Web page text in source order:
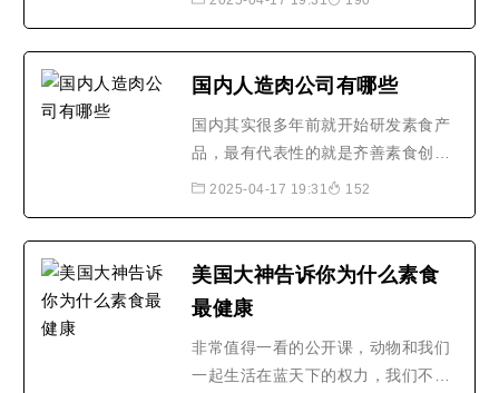
新闻（www.thepaper.cn）记者来到
植物肉生产线进行了探访。“..2019年
中秋节刚过，“植物肉月..
国内人造肉公司有哪些
国内其实很多年前就开始研发素食产
品，最有代表性的就是齐善素食创始
于1993年，陆续很多素食企业崛起，
在投资方面多数情况下会选择有意义
到立马有利益才会投资，好比阿里巴
巴，期初也是国内到处找..
2025-04-17 19:31 152
美国大神告诉你为什么素食
最健康
非常值得一看的公开课，动物和我们
一起生活在蓝天下的权力，我们不应